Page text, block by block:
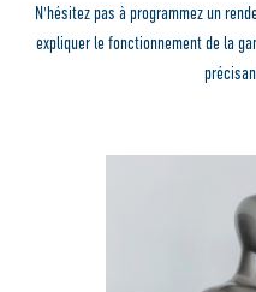
N'hésitez pas à programmez un
expliquer le fonctionnement de la